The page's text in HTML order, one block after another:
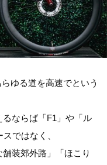
ゆる道を高速でという
ならば「F1」や「ル
ではなく、
舗装郊外路」「ほこり